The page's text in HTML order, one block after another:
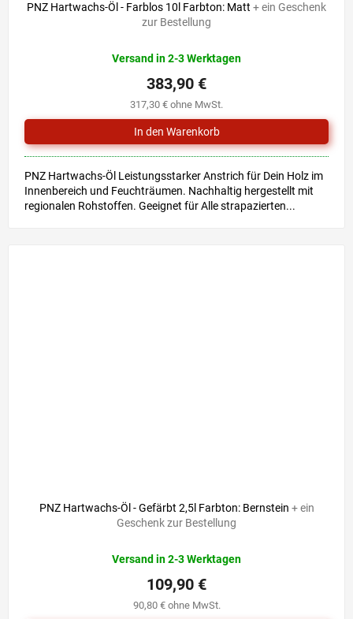
PNZ Hartwachs-Öl - Farblos 10l Farbton: Matt + ein Geschenk
zur Bestellung
Versand in 2-3 Werktagen
317,30 € ohne MwSt.
383,90 €
PNZ Hartwachs-Öl Leistungsstarker Anstrich für Dein Holz im
Innenbereich und Feuchträumen. Nachhaltig hergestellt mit
regionalen Rohstoffen. Geeignet für Alle strapazierten...
PNZ Hartwachs-Öl - Gefärbt 2,5l Farbton: Bernstein + ein
Geschenk zur Bestellung
Versand in 2-3 Werktagen
90,80 € ohne MwSt.
109,90 €